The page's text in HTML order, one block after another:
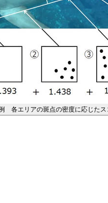
各エリアの斑点の密度に応じた